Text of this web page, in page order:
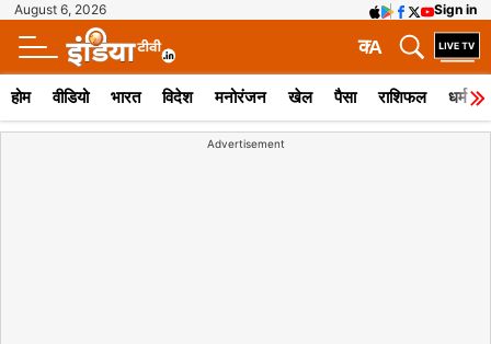
August 6, 2026 Sign in
A
क
होम वीडियो भारत विदेश मनोरंजन खेल पैसा राशिफल धर्म
Advertisement